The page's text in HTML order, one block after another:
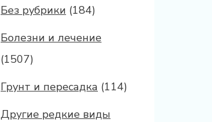
Без рубрики (184)
Болезни и лечение
(1507)
Грунт и пересадка (114)
Другие редкие виды